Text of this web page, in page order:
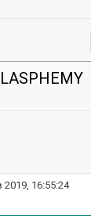
2019, 16:55:24